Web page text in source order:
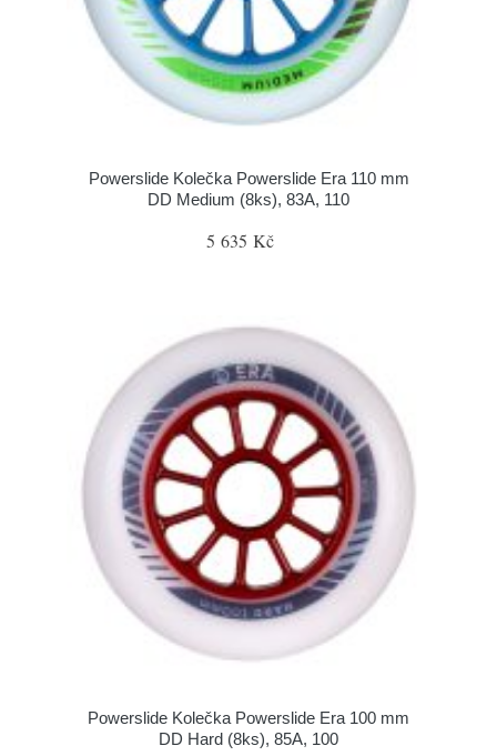
Powerslide Kolečka Powerslide Era 110 mm
DD Medium (8ks), 83A, 110
5 635 Kč
Powerslide Kolečka Powerslide Era 100 mm
DD Hard (8ks), 85A, 100